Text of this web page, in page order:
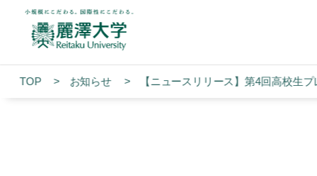
TOP お知らせ 【ニュースリリース】第4回高校生